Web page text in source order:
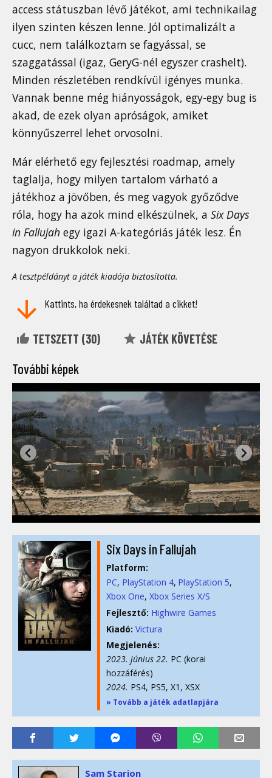
access státuszban lévő játékot, ami technikailag
ilyen szinten készen lenne. Jól optimalizált a
cucc, nem találkoztam se fagyással, se
szaggatással (igaz, GeryG-nél egyszer crashelt).
Minden részletében rendkívül igényes munka.
Vannak benne még hiányosságok, egy-egy bug is
akad, de ezek olyan apróságok, amiket
könnyűszerrel lehet orvosolni.
Már elérhető egy fejlesztési roadmap, amely
taglalja, hogy milyen tartalom várható a
játékhoz a jövőben, és meg vagyok győződve
róla, hogy ha azok mind elkészülnek, a Six Days
in Fallujah egy igazi A-kategóriás játék lesz. Én
nagyon drukkolok neki.
A tesztpéldányt a játék kiadója biztosította.
Kattints, ha érdekesnek találtad a cikket!
TETSZETT (30) JÁTÉK KÖVETÉSE
További képek
Six Days in Fallujah
Platform:
PC PlayStation 4 PlayStation 5
Xbox One Xbox Series X/S
Fejlesztő: Highwire Games
Kiadó: Victura
Megjelenés:
2023. június 22. PC (korai
hozzáférés)
2024. PS4, PS5, X1, XSX
» Tovább a játék adatlapjára
Sam Starion